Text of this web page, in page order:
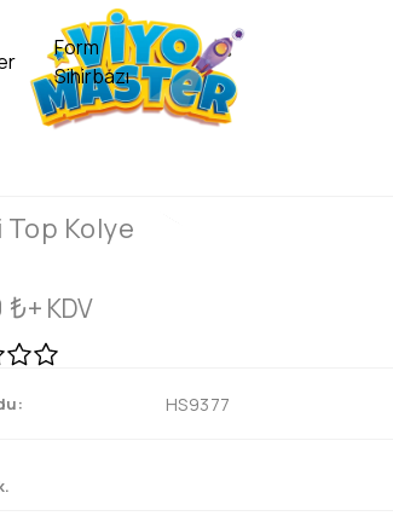
Top Kolye
₺+ KDV
HS9377
Form
Sihirbazı